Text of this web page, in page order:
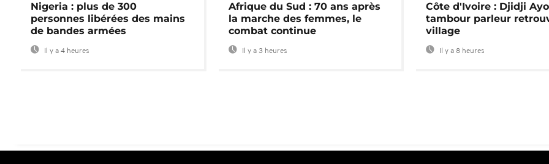
Nigeria : plus de 300
personnes libérées des mains
de bandes armées
Il y a 4 heures
Afrique du Sud : 70 ans après
la marche des femmes, le
combat continue
Il y a 3 heures
Côte d'Ivoire : Djidji
tambour parleur
village
Il y a 8 heures